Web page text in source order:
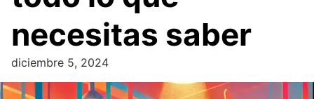
necesitas saber
diciembre 5, 2024